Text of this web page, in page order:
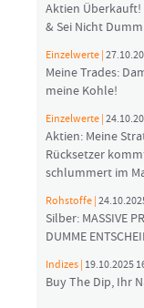
Aktien
& Sei Nicht
Einzelwerte |
Meine Trades:
meine Kohle!
Einzelwerte |
Aktien: Meine
Rücksetzer
schlummert im
Rohstoffe |
Silber: MASSIVE
DUMME
Indizes | 19.10.2025
Buy The Dip, Ihr